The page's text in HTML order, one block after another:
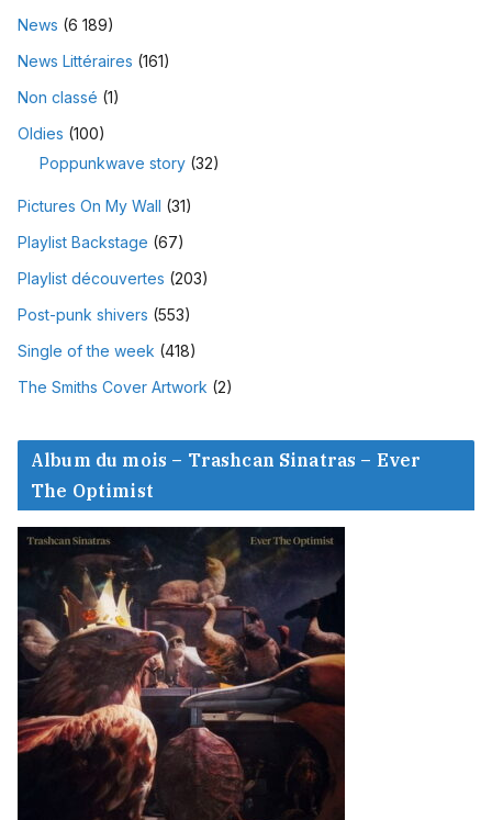
News (6 189)
News Littéraires (161)
Non classé (1)
Oldies (100)
Poppunkwave story (32)
Pictures On My Wall (31)
Playlist Backstage (67)
Playlist découvertes (203)
Post-punk shivers (553)
Single of the week (418)
The Smiths Cover Artwork (2)
Album du mois – Trashcan Sinatras – Ever
The Optimist